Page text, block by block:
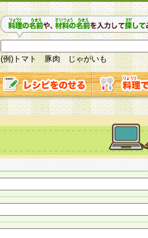
(例)トマト 豚肉 じゃがいも